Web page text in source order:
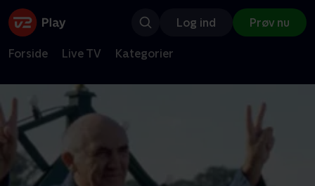
Log ind Prøv nu
Forside Live TV Kategorier